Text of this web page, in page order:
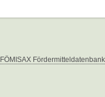
FÖMISAX Fördermitteldatenbank